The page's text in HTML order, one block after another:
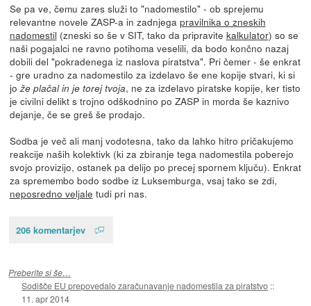
Se pa ve, čemu zares služi to "nadomestilo" - ob sprejemu
relevantne novele ZASP-a in zadnjega pravilnika o zneskih
nadomestil (zneski so še v SIT, tako da pripravite kalkulator) so se
naši pogajalci ne ravno potihoma veselili, da bodo končno nazaj
dobili del "pokradenega iz naslova piratstva". Pri čemer - še enkrat
- gre uradno za nadomestilo za izdelavo še ene kopije stvari, ki si
jo že plačal in je torej tvoja, ne za izdelavo piratske kopije, ker tisto
je civilni delikt s trojno odškodnino po ZASP in morda še kaznivo
dejanje, če se greš še prodajo.
Sodba je več ali manj vodotesna, tako da lahko hitro pričakujemo
reakcije naših kolektivk (ki za zbiranje tega nadomestila poberejo
svojo provizijo, ostanek pa delijo po precej spornem ključu). Enkrat
za spremembo bodo sodbe iz Luksemburga, vsaj tako se zdi,
neposredno veljale tudi pri nas.
206 komentarjev
Preberite si še…
Sodišče EU prepovedalo zaračunavanje nadomestila za piratstvo ::
11. apr 2014